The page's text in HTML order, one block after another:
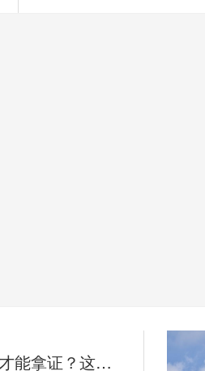
无人机培训多久才能拿证？这些因素影响你的学习周期